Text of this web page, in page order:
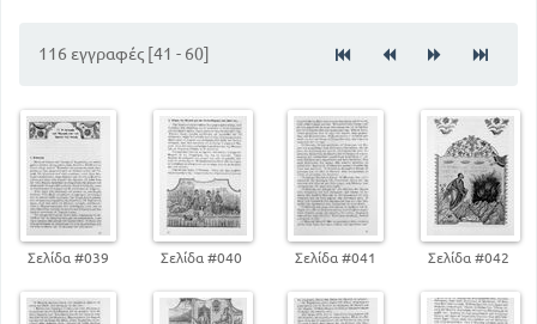
ΟΙ ΠΡΟΦΗΤΕΣ
Β' ΜΕΡΟΣ
ΘΡΗΣΚΕΥΤΙΚΑ ΠΟΙΗΜΑΤΑ ΚΑΙ ΤΡΑΓΟΥΔΙΑ 91
Γ ΜΕΡΟΣ
ΠΡΟΣΕΥΧΕΣ 95
Δ ΜΕΡΟΣ
ΑΠΛΕΣ ΔΙΗΓΗΣΕΙΣ ΕΟΡΤΩΝ 101
116 εγγραφές [41 - 60]
Σελίδα #039 Σελίδα #040 Σελίδα #041 Σελίδα #042